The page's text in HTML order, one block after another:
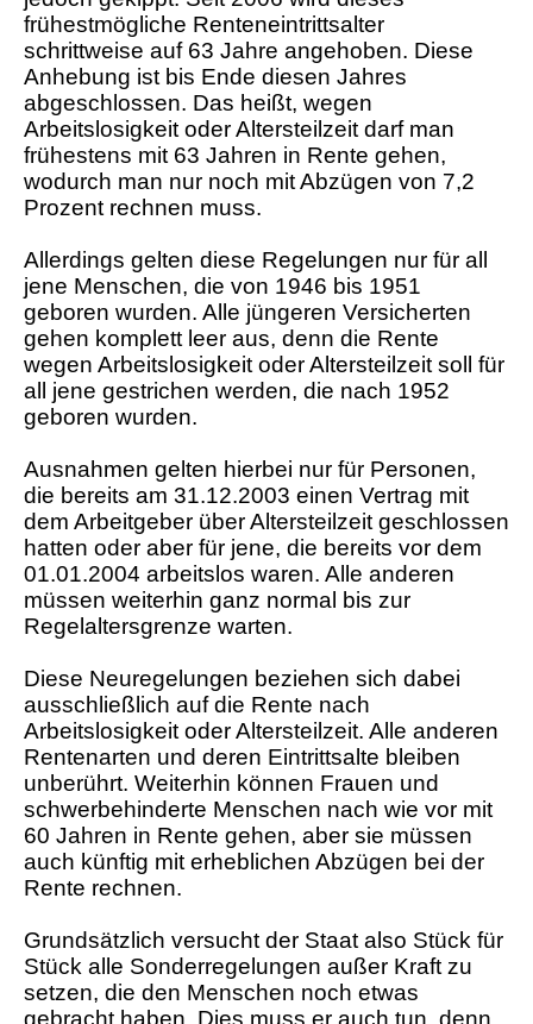
frühestmögliche Renteneintrittsalter
schrittweise auf 63 Jahre angehoben. Diese
Anhebung ist bis Ende diesen Jahres
abgeschlossen. Das heißt, wegen
Arbeitslosigkeit oder Altersteilzeit darf man
frühestens mit 63 Jahren in Rente gehen,
wodurch man nur noch mit Abzügen von 7,2
Prozent rechnen muss.
Allerdings gelten diese Regelungen nur für all
jene Menschen, die von 1946 bis 1951
geboren wurden. Alle jüngeren Versicherten
gehen komplett leer aus, denn die Rente
wegen Arbeitslosigkeit oder Altersteilzeit soll für
all jene gestrichen werden, die nach 1952
geboren wurden.
Ausnahmen gelten hierbei nur für Personen,
die bereits am 31.12.2003 einen Vertrag mit
dem Arbeitgeber über Altersteilzeit geschlossen
hatten oder aber für jene, die bereits vor dem
01.01.2004 arbeitslos waren. Alle anderen
müssen weiterhin ganz normal bis zur
Regelaltersgrenze warten.
Diese Neuregelungen beziehen sich dabei
ausschließlich auf die Rente nach
Arbeitslosigkeit oder Altersteilzeit. Alle anderen
Rentenarten und deren Eintrittsalte bleiben
unberührt. Weiterhin können Frauen und
schwerbehinderte Menschen nach wie vor mit
60 Jahren in Rente gehen, aber sie müssen
auch künftig mit erheblichen Abzügen bei der
Rente rechnen.
Grundsätzlich versucht der Staat also Stück für
Stück alle Sonderregelungen außer Kraft zu
setzen, die den Menschen noch etwas